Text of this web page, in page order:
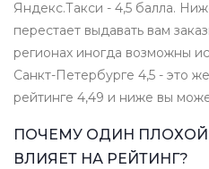
Яндекс.Такси - 4,5 балла.
перестает выдавать вам
регионах иногда возможны
Санкт-Петербурге 4,5 - это
рейтинге 4,49 и ниже вы
ПОЧЕМУ ОДИН ПЛОХОЙ
ВЛИЯЕТ НА РЕЙТИНГ?